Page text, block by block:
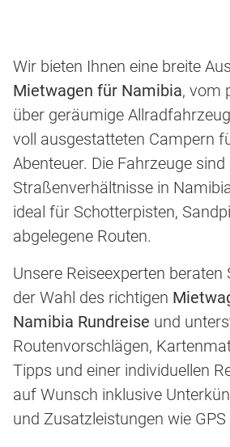
Wir bieten Ihnen eine breite
Mietwagen für Namibia, vom
über geräumige
voll ausgestatteten Campern
Abenteuer. Die Fahrzeuge
Straßenverhältnisse in
ideal für Schotterpisten,
abgelegene Routen.
Unsere Reiseexperten beraten
der Wahl des richtigen
Namibia Rundreise und
Routenvorschlägen,
Tipps und einer individuellen
auf Wunsch inklusive
und Zusatzleistungen wie